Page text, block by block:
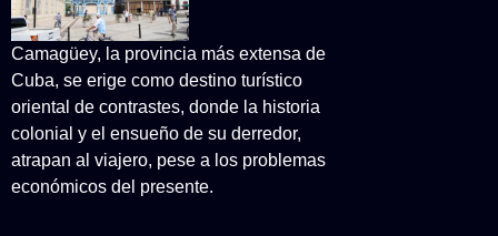
Camagüey, la provincia más extensa de
Cuba, se erige como destino turístico
oriental de contrastes, donde la historia
colonial y el ensueño de su derredor,
atrapan al viajero, pese a los problemas
económicos del presente.